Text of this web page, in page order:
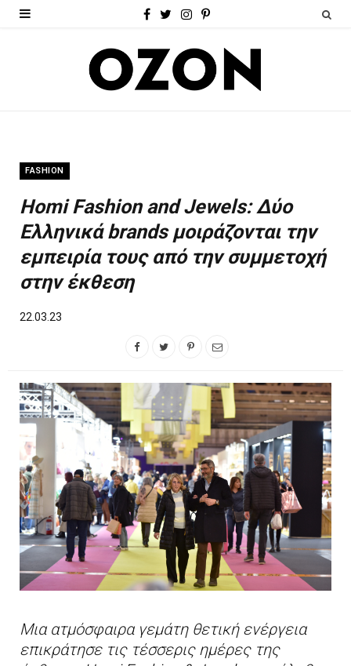
F
k
T
i
I
a
m
P
s
t
FASHION
Homi Fashion and Jewels: Δύο
Ελληνικά brands μοιράζονται την
εμπειρία τους από την συμμετοχή
στην έκθεση
22.03.23
Mια ατμόσφαιρα γεμάτη θετική ενέργεια
επικράτησε τις τέσσερις ημέρες της